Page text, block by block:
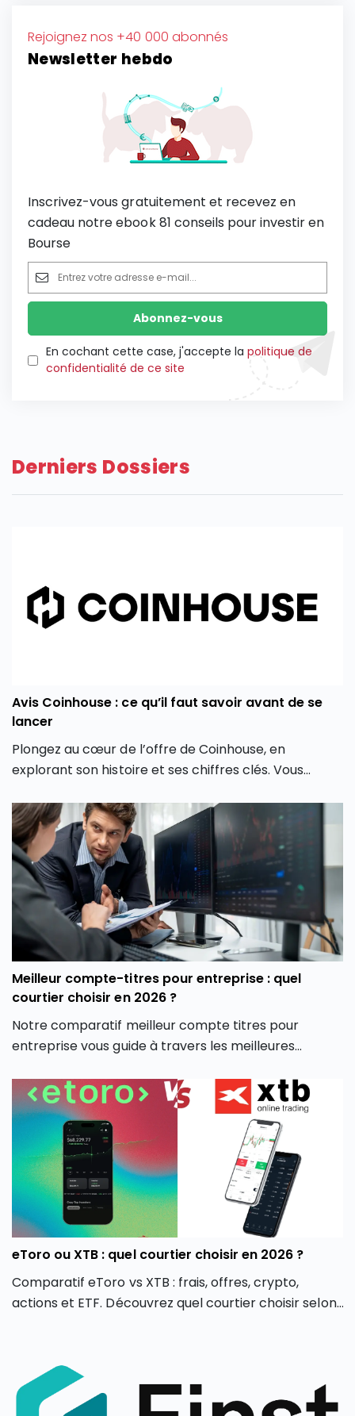
Rejoignez nos +40 000 abonnés
Newsletter hebdo
Inscrivez-vous gratuitement et recevez en
cadeau notre ebook 81 conseils pour investir en
Bourse
En cochant cette case, j'accepte la politique de
confidentialité de ce site
Derniers Dossiers
Avis Coinhouse : ce qu’il faut savoir avant de se
lancer
Plongez au cœur de l’offre de Coinhouse, en
explorant son histoire et ses chiffres clés. Vous
monnaies disponibles, les frais associés, et comment
la plateforme crypto Coinhouse vous permet de
mieux gérer vos investissements en monnaie
virtuelle.
Meilleur compte-titres pour entreprise : quel
courtier choisir en 2026 ?
Notre comparatif meilleur compte titres pour
entreprise vous guide à travers les meilleures
éclairé, adapté à votre stratégie d’investissement
professionnelle.
eToro ou XTB : quel courtier choisir en 2026 ?
Comparatif eToro vs XTB : frais, offres, crypto,
actions et ETF. Découvrez quel courtier choisir selon